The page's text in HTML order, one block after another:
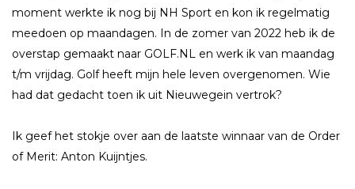
moment werkte ik nog bij NH Sport en kon ik regelmatig
meedoen op maandagen. In de zomer van 2022 heb ik de
overstap gemaakt naar GOLF.NL en werk ik van maandag
t/m vrijdag. Golf heeft mijn hele leven overgenomen. Wie
had dat gedacht toen ik uit Nieuwegein vertrok?
Ik geef het stokje over aan de laatste winnaar van de Order
of Merit: Anton Kuijntjes.